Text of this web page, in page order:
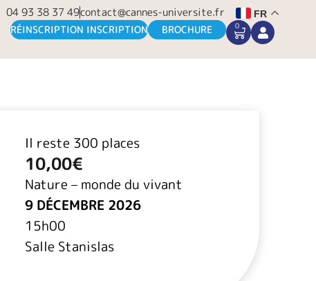
04 93 38 37 49contact@cannes-universite.fr FR
RÉINSCRIPTION INSCRIPTION BROCHURE 0
CART
Il reste 300 places
10,00€
Nature – monde du vivant
9 DÉCEMBRE 2026
15h00
Salle Stanislas